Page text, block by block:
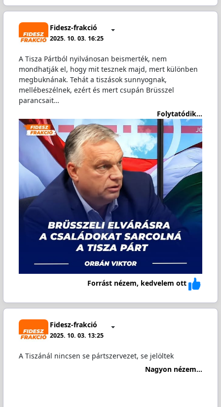
Fidesz-frakció
2025. 10. 03. 16:25
A Tisza Pártból nyilvánosan beismerték, nem
mondhatják el, hogy mit tesznek majd, mert különben
megbuknának. Tehát a tiszások sunnyognak,
mellébeszélnek, ezért és mert csupán Brüsszel
parancsait…
Folytatódik...
Forrást nézem, kedvelem ott
Fidesz-frakció
2025. 10. 03. 13:25
A Tiszánál nincsen se pártszervezet, se jelöltek
Nagyon nézem...